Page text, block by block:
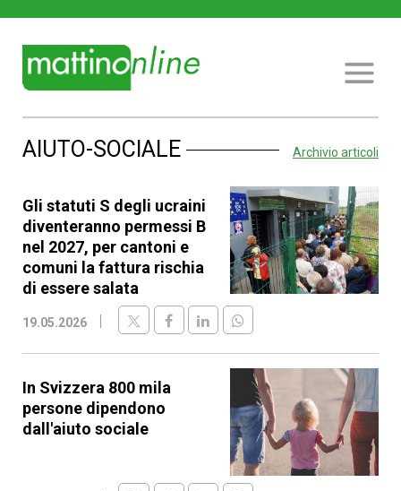
AIUTO-SOCIALE Archivio articoli
Gli statuti S degli ucraini
diventeranno permessi B
nel 2027, per cantoni e
comuni la fattura rischia
di essere salata
19.05.2026
In Svizzera 800 mila
persone dipendono
dall'aiuto sociale